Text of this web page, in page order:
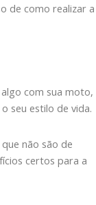
de como realizar a
com sua moto,
seu estilo de vida.
não são de
certos para a